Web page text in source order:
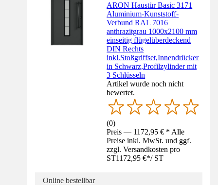
ARON Haustür Basic 3171
Aluminium-Kunststoff-
Verbund RAL 7016
anthrazitgrau 1000x2100 mm
einseitig flügelüberdeckend
DIN Rechts
inkl.Stoßgriffset,Innendrücker
in Schwarz,Profilzylinder mit
3 Schlüsseln
Artikel wurde noch nicht
bewertet.
(0)
Preis — 1172,95 € * Alle
Preise inkl. MwSt. und ggf.
zzgl. Versandkosten pro
ST1172,95 €*/ ST
Online bestellbar